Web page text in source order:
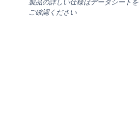
ご確認ください